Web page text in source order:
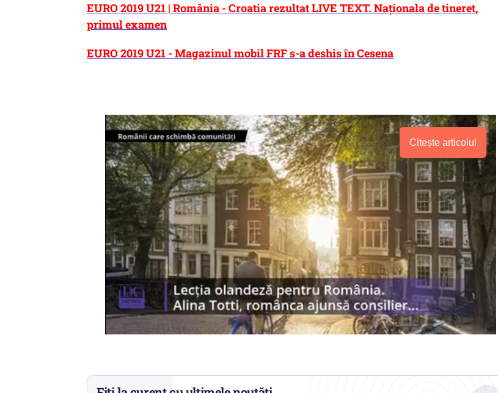
EURO 2019 U21 | România - Croatia rezultat LIVE TEXT. Naționala de tineret,
primul examen
EURO 2019 U21 - Magazinul mobil FRF s-a deshis în Cesena
Citește articolul